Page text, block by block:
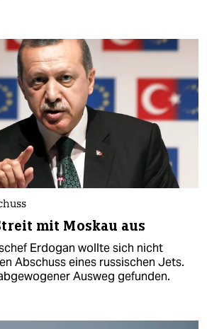
mit Moskau aus
Erdogan wollte sich nicht
Abschuss eines russischen Jets.
Ausweg gefunden.